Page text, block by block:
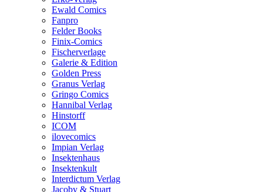
Ewald Comics
Fanpro
Felder Books
Finix-Comics
Fischerverlage
Galerie & Edition
Golden Press
Granus Verlag
Gringo Comics
Hannibal Verlag
Hinstorff
ICOM
ilovecomics
Impian Verlag
Insektenhaus
Insektenkult
Interdictum Verlag
Jacoby & Stuart